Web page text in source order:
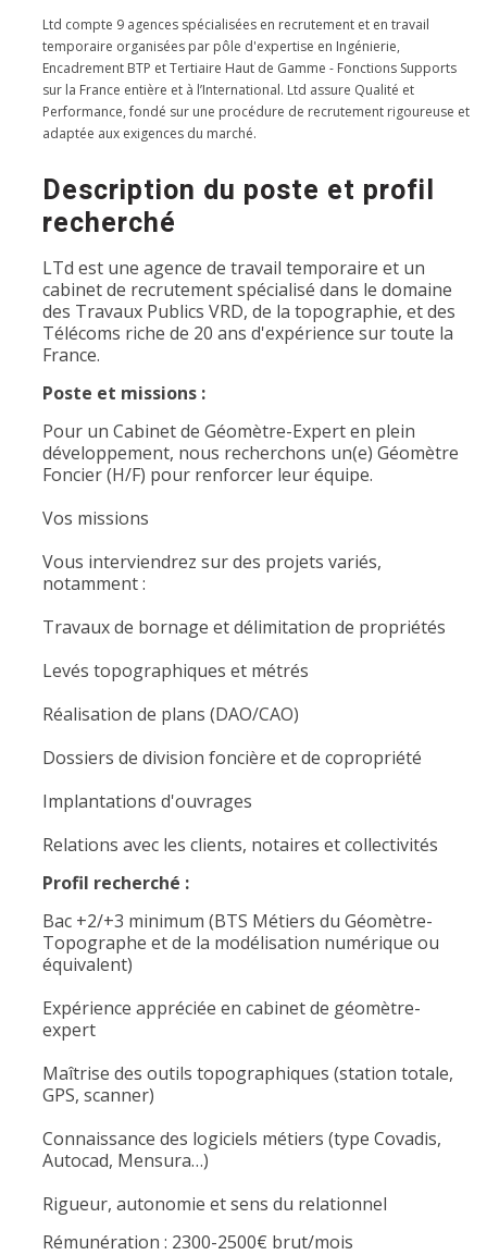
Ltd compte 9 agences spécialisées en recrutement et en travail
temporaire organisées par pôle d'expertise en Ingénierie,
Encadrement BTP et Tertiaire Haut de Gamme - Fonctions Supports
sur la France entière et à l’International. Ltd assure Qualité et
Performance, fondé sur une procédure de recrutement rigoureuse et
adaptée aux exigences du marché.
Description du poste et profil
recherché
LTd est une agence de travail temporaire et un
cabinet de recrutement spécialisé dans le domaine
des Travaux Publics VRD, de la topographie, et des
Télécoms riche de 20 ans d'expérience sur toute la
France.
Poste et missions :
Pour un Cabinet de Géomètre-Expert en plein
développement, nous recherchons un(e) Géomètre
Foncier (H/F) pour renforcer leur équipe.
Vos missions
Vous interviendrez sur des projets variés,
notamment :
Travaux de bornage et délimitation de propriétés
Levés topographiques et métrés
Réalisation de plans (DAO/CAO)
Dossiers de division foncière et de copropriété
Implantations d'ouvrages
Relations avec les clients, notaires et collectivités
Profil recherché :
Bac +2/+3 minimum (BTS Métiers du Géomètre-
Topographe et de la modélisation numérique ou
équivalent)
Expérience appréciée en cabinet de géomètre-
expert
Maîtrise des outils topographiques (station totale,
GPS, scanner)
Connaissance des logiciels métiers (type Covadis,
Autocad, Mensura…)
Rigueur, autonomie et sens du relationnel
Rémunération : 2300-2500€ brut/mois